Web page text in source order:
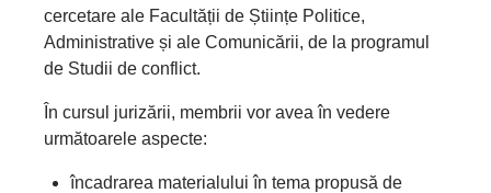
cercetare ale Facultății de Științe Politice,
Administrative și ale Comunicării, de la programul
de Studii de conflict.
În cursul jurizării, membrii vor avea în vedere
următoarele aspecte:
încadrarea materialului în tema propusă de